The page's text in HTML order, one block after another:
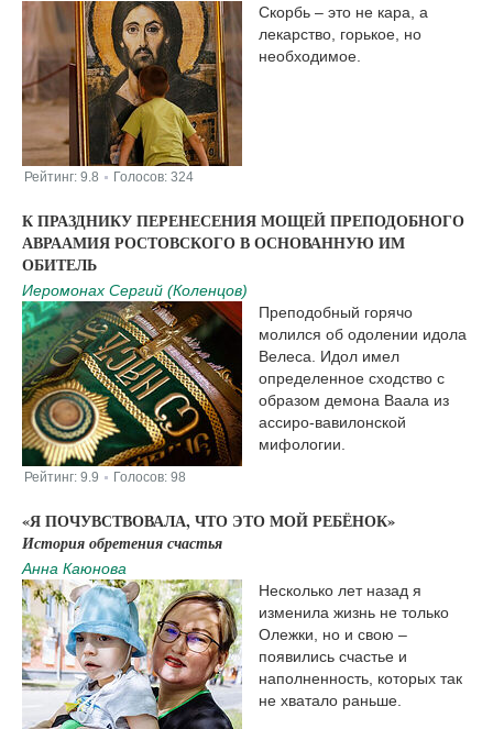
Рейтинг: 9.8 | Голосов: 324
Скорбь – это не кара, а
лекарство, горькое, но
необходимое.
К ПРАЗДНИКУ ПЕРЕНЕСЕНИЯ МОЩЕЙ ПРЕПОДОБНОГО
АВРААМИЯ РОСТОВСКОГО В ОСНОВАННУЮ ИМ
ОБИТЕЛЬ
Иеромонах Сергий (Коленцов)
Рейтинг: 9.9 | Голосов: 98
Преподобный горячо
молился об одолении идола
Велеса. Идол имел
определенное сходство с
образом демона Ваала из
ассиро-вавилонской
мифологии.
«Я ПОЧУВСТВОВАЛА, ЧТО ЭТО МОЙ РЕБЁНОК»
История обретения счастья
Анна Каюнова
Несколько лет назад я
изменила жизнь не только
Олежки, но и свою –
появились счастье и
наполненность, которых так
не хватало раньше.